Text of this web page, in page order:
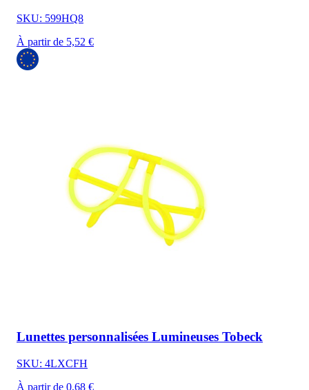
SKU: 599HQ8
À partir de 5,52 €
Lunettes personnalisées Lumineuses Tobeck
SKU: 4LXCFH
À partir de 0,68 €